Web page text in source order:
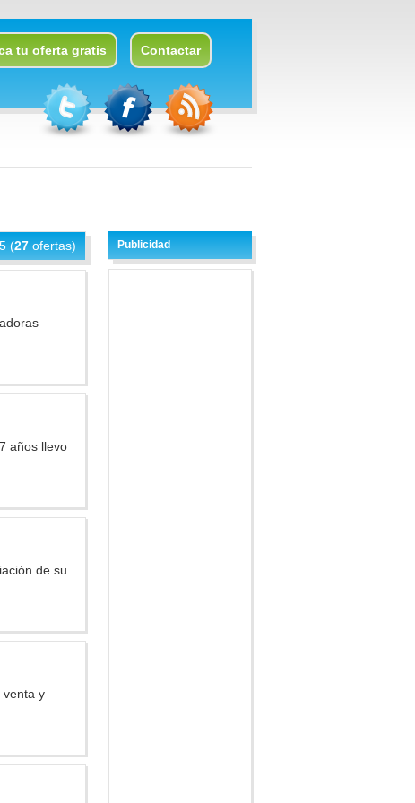
tu oferta gratis Contactar
(27 ofertas)
años llevo
de su
venta y
Publicidad